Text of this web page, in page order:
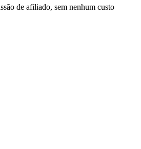
de afiliado, sem nenhum custo